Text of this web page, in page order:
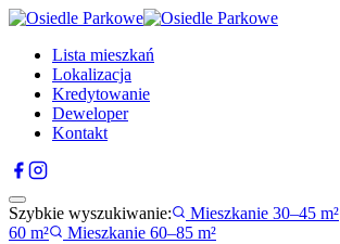
Lista mieszkań
Lokalizacja
Kredytowanie
Deweloper
Kontakt
Szybkie wyszukiwanie: Mieszkanie 30–45 m²
60 m²
Mieszkanie 60–85 m²